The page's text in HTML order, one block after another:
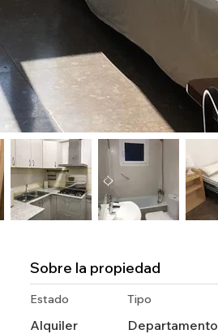
Sobre la propiedad
Estado
Alquiler
Tipo
Departamento